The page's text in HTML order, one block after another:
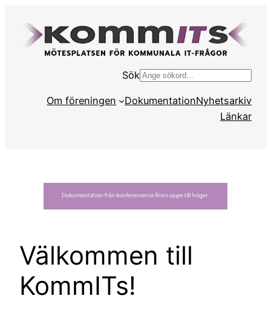
innehåll
SökS
k
Om föreningen DokumentationNyhetsarkiv
Länkar
Välkommen till
KommITs!